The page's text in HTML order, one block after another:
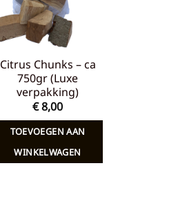
Citrus Chunks – ca
750gr (Luxe
verpakking)
€8,00
TOEVOEGEN AAN
WINKELWAGEN